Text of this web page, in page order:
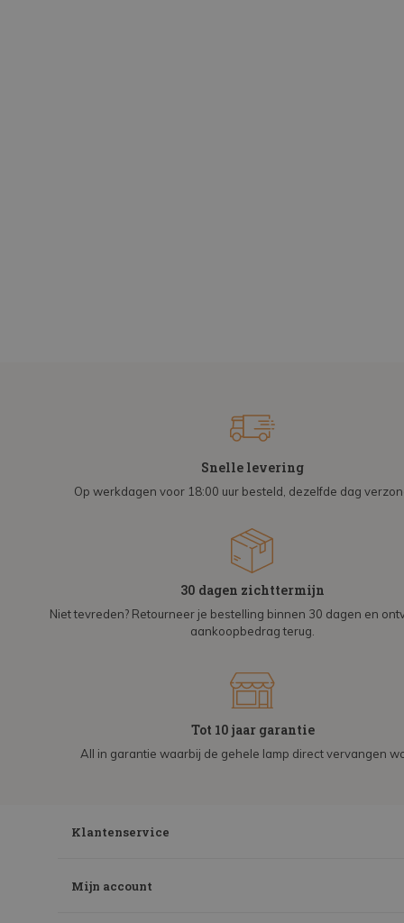
Snelle levering
Op werkdagen voor 18:00 uur besteld, dezelfde dag
30 dagen zichttermijn
Niet tevreden? Retourneer je bestelling binnen 30 dagen en
aankoopbedrag terug.
Tot 10 jaar garantie
All in garantie waarbij de gehele lamp direct vervangen
Klantenservice
Mijn account